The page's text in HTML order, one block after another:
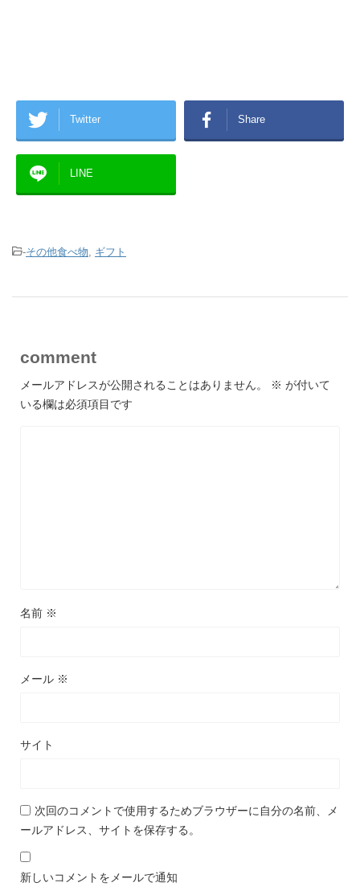
Twitter Share
LINE
-その他食べ物, ギフト
comment
メールアドレスが公開されることはありません。 ※ が付いて
いる欄は必須項目です
名前 ※
メール ※
サイト
次回のコメントで使用するためブラウザーに自分の名前、メ
ールアドレス、サイトを保存する。
新しいコメントをメールで通知